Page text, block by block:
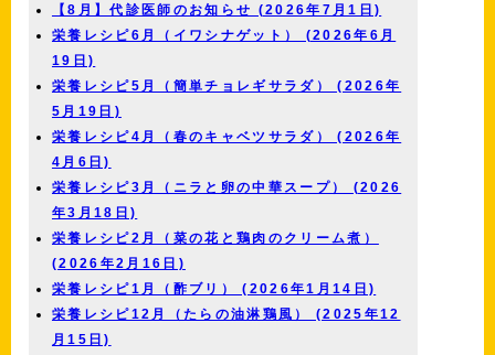
【8月】代診医師のお知らせ (2026年7月1日)
栄養レシピ6月（イワシナゲット） (2026年6月
19日)
栄養レシピ5月（簡単チョレギサラダ） (2026年
5月19日)
栄養レシピ4月（春のキャベツサラダ） (2026年
4月6日)
栄養レシピ3月（ニラと卵の中華スープ） (2026
年3月18日)
栄養レシピ2月（菜の花と鶏肉のクリーム煮）
(2026年2月16日)
栄養レシピ1月（酢ブリ） (2026年1月14日)
栄養レシピ12月（たらの油淋鶏風） (2025年12
月15日)